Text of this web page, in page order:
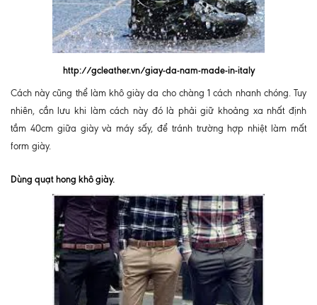
http://gcleather.vn/giay-da-nam-made-in-italy
Cách này cũng thể làm khô giày da cho chàng 1 cách nhanh chóng. Tuy
nhiên, cần lưu khi làm cách này đó là phải giữ khoảng xa nhất định
tầm 40cm giữa giày và máy sấy, để tránh trường hợp nhiệt làm mất
form giày.
Dùng quạt hong khô giày.